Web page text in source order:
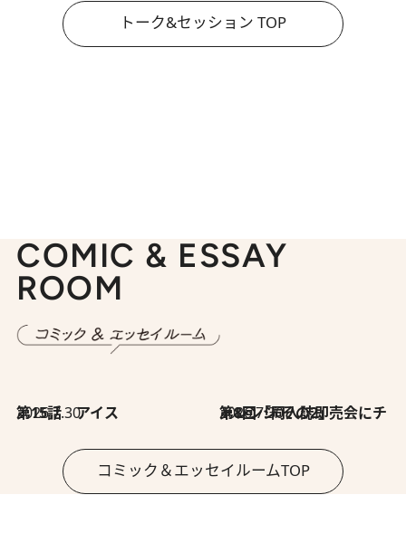
トーク&セッション TOP
COMIC & ESSAY
ROOM
2026.7.30
第15話 アイス 2026.7.30
第8回「同人誌即売会にチャレンジ その2」
コミック＆エッセイルームTOP